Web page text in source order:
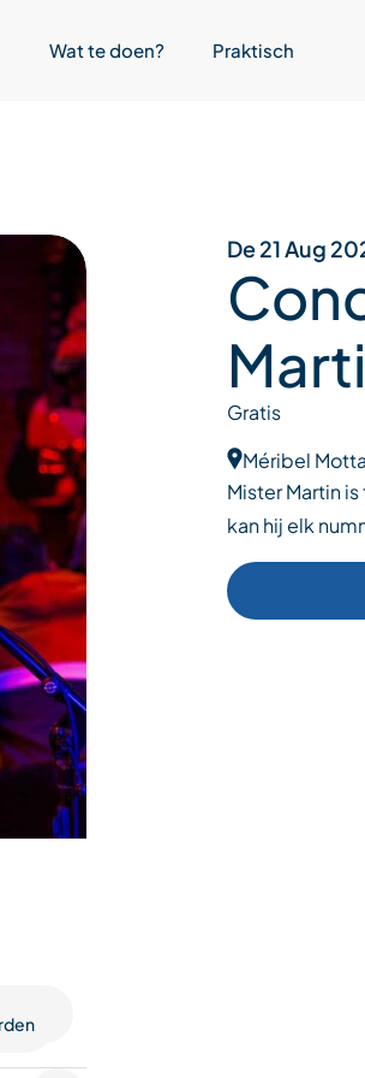
Wat te doen? Praktisch
De 21 Aug
Gratis
Méribel
Mister Martin
kan hij elk